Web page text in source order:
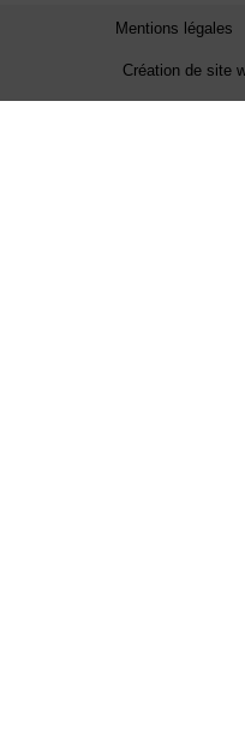
Mentions légales
Création de site